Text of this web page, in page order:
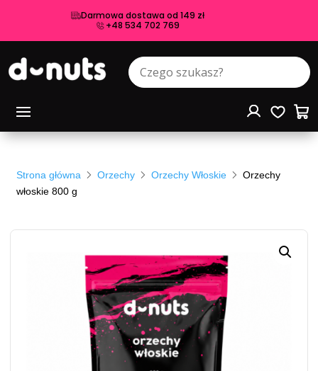
Darmowa dostawa od 149 zł
+48 534 702 769
Strona główna Orzechy Orzechy Włoskie
Orzechy
włoskie 800 g